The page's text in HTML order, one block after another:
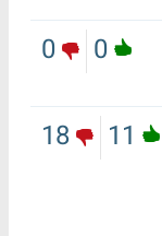
0
0
11
18